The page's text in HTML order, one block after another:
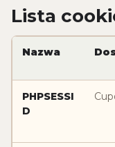
Lista
Nazwa
PHPSESSI
D